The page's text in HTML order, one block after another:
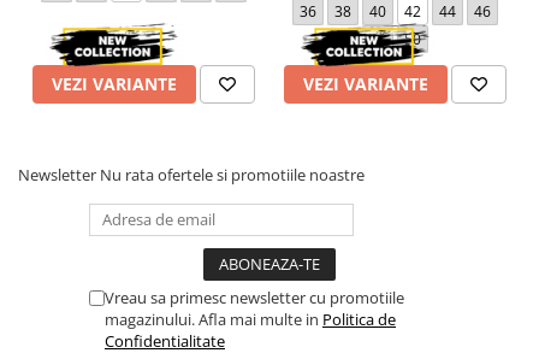
VEZI VARIANTE
36 38 40 42 44
46
48
50
VEZI VARIANTE
Newsletter Nu rata ofertele si promotiile noastre
Vreau sa primesc newsletter cu promotiile
magazinului. Afla mai multe in Politica de
Confidentialitate